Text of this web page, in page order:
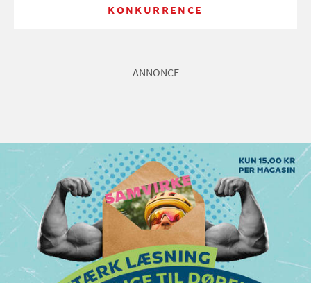
KONKURRENCE
ANNONCE